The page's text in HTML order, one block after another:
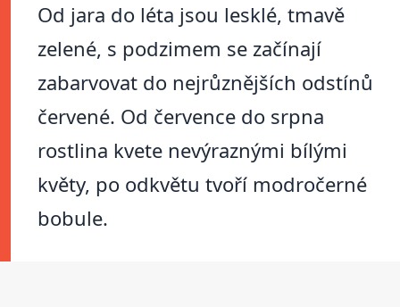
Od jara do léta jsou lesklé, tmavě
zelené, s podzimem se začínají
zabarvovat do nejrůznějších odstínů
červené. Od července do srpna
rostlina kvete nevýraznými bílými
květy, po odkvětu tvoří modročerné
bobule.